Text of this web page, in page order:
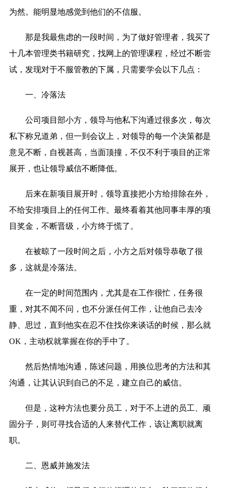
为然。能明显地感觉到他们的不信服。
那是我最焦虑的一段时间，为了做好管理者，我买了
十几本管理类书籍研究，找网上的管理课程，经过不断尝
试，发现对于不服管教的下属，只需要学会以下几点：
一、冷落法
公司项目部小方，领导与他私下沟通过很多次，每次
私下称兄道弟，但一到会议上，对领导的每一个决策都是
意见不断，自视甚高，当面顶撞，不仅不利于项目的正常
展开，也让领导威信不断降低。
后来在新项目展开时，领导直接把小方给排除在外，
不给安排项目上的任何工作。最终看着其他同事丰厚的项
目奖金，不断晋级，小方终于慌了。
在被晾了一段时间之后，小方之后对领导恭敬了很
多，这就是冷落法。
在一定的时间范围内，尤其是在工作很忙，任务很
重，对其不闻不问，也不分派任何工作，让他自己去冷
静、思过，直到他实在忍不住找你来谈话的时候，那么就
OK，主动权就掌握在你的手中了。
然后热情地沟通，陈述问题，用换位思考的方法和其
沟通，让其认识到自己的不足，建立自己的威信。
但是，这种方法也要分员工，对于不上进的员工、顽
固分子，则可寻找合适的人来替代工作，该让离职就离
职。
二、恩威并施发法